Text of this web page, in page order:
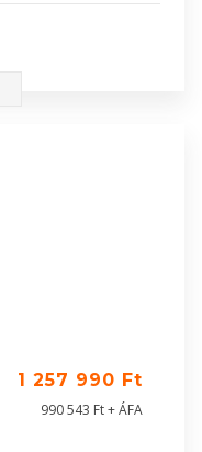
1 257 990 Ft
990 543 Ft + ÁFA